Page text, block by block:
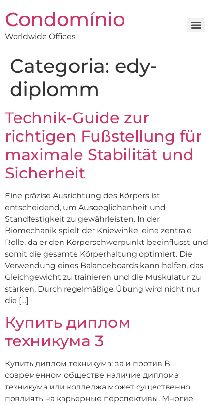
Condomínio
Worldwide Offices
Categoria: edy-
diplomm
Technik-Guide zur
richtigen Fußstellung für
maximale Stabilität und
Sicherheit
Eine präzise Ausrichtung des Körpers ist
entscheidend, um Ausgeglichenheit und
Standfestigkeit zu gewährleisten. In der
Biomechanik spielt der Kniewinkel eine zentrale
Rolle, da er den Körperschwerpunkt beeinflusst und
somit die gesamte Körperhaltung optimiert. Die
Verwendung eines Balanceboards kann helfen, das
Gleichgewicht zu trainieren und die Muskulatur zu
stärken. Durch regelmäßige Übung wird nicht nur
die […]
Купить диплом
техникума 3
Купить диплом техникума: за и против В
современном обществе наличие диплома
техникума или колледжа может существенно
повлиять на карьерные перспективы. Многие